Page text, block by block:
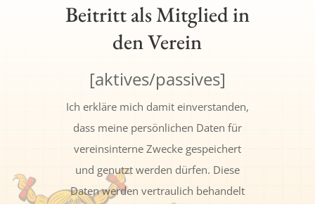
Beitritt als Mitglied in
den Verein
[aktives/passives]
Ich erkläre mich damit einverstanden,
dass meine persönlichen Daten für
vereinsinterne Zwecke gespeichert
und genutzt werden dürfen. Diese
Daten werden vertraulich behandelt